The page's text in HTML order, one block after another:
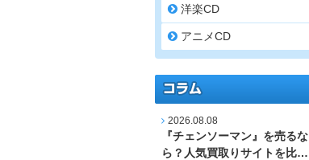
洋楽CD
アニメCD
2026.08.08
『チェンソーマン』を売るな
ら？人気買取りサイトを比…